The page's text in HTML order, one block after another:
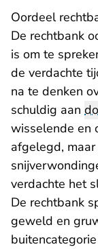
Oordeel
De rechtbank
is om te
de verdachte
na te denken
schuldig aan
wisselende en
afgelegd,
verdachte het
De rechtbank
geweld en